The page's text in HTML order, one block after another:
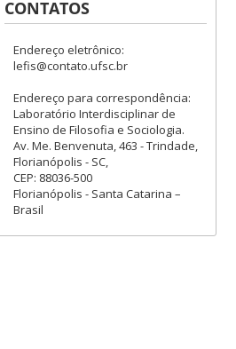
CONTATOS
Endereço eletrônico:
lefis@contato.ufsc.br
Endereço para correspondência:
Laboratório Interdisciplinar de
Ensino de Filosofia e Sociologia.
Av. Me. Benvenuta, 463 - Trindade,
Florianópolis - SC,
CEP: 88036-500
Florianópolis - Santa Catarina –
Brasil